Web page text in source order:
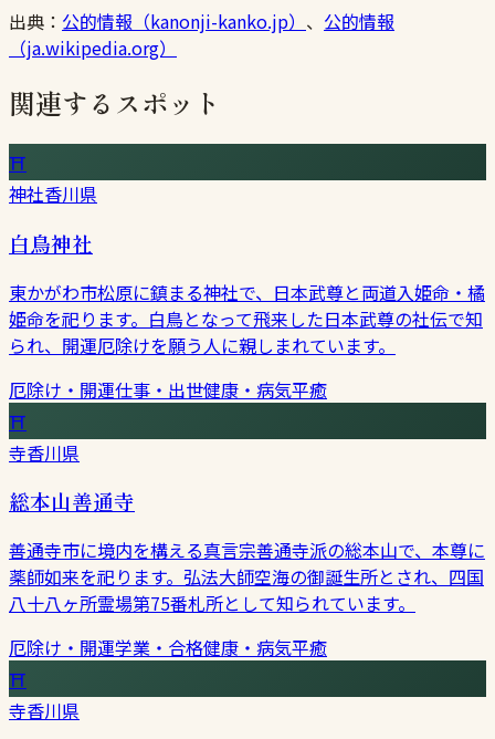
出典： 公的情報（kanonji-kanko.jp） 、 公的情報
（ja.wikipedia.org）
関連するスポット
⛩
神社香川県
白鳥神社
東かがわ市松原に鎮まる神社で、日本武尊と両道入姫命・橘
姫命を祀ります。白鳥となって飛来した日本武尊の社伝で知
られ、開運厄除けを願う人に親しまれています。
厄除け・開運仕事・出世健康・病気平癒
⛩
寺香川県
総本山善通寺
善通寺市に境内を構える真言宗善通寺派の総本山で、本尊に
薬師如来を祀ります。弘法大師空海の御誕生所とされ、四国
八十八ヶ所霊場第75番札所として知られています。
厄除け・開運学業・合格健康・病気平癒
⛩
寺香川県